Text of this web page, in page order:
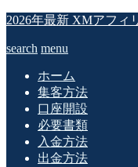
2026年最新 XMアフィ
search menu
ホーム
集客方法
口座開設
必要書類
入金方法
出金方法